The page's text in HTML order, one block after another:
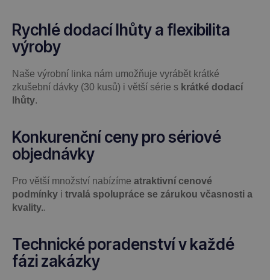
Rychlé dodací lhůty a flexibilita
výroby
Naše výrobní linka nám umožňuje vyrábět krátké
zkušební dávky (30 kusů) i větší série s krátké dodací
lhůty.
Konkurenční ceny pro sériové
objednávky
Pro větší množství nabízíme atraktivní cenové
podmínky i trvalá spolupráce se zárukou včasnosti a
kvality..
Technické poradenství v každé
fázi zakázky